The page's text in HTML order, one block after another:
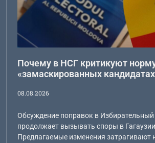
Почему в НСГ критикуют
«замаскированных
08.08.2026
Обсуждение поправок в Избирательный
продолжает вызывать споры в
Предлагаемые изменения затрагивают